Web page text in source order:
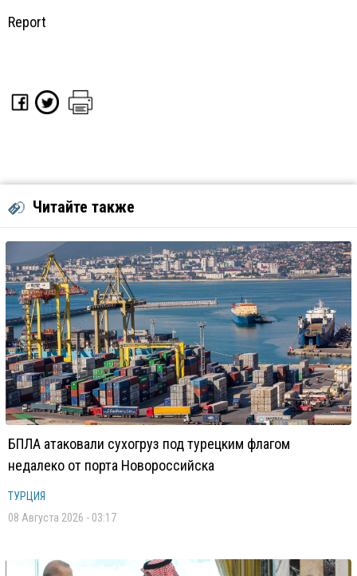
Report
Читайте также
БПЛА атаковали сухогруз под турецким флагом
недалеко от порта Новороссийска
ТУРЦИЯ
08 Августа 2026 - 03:17